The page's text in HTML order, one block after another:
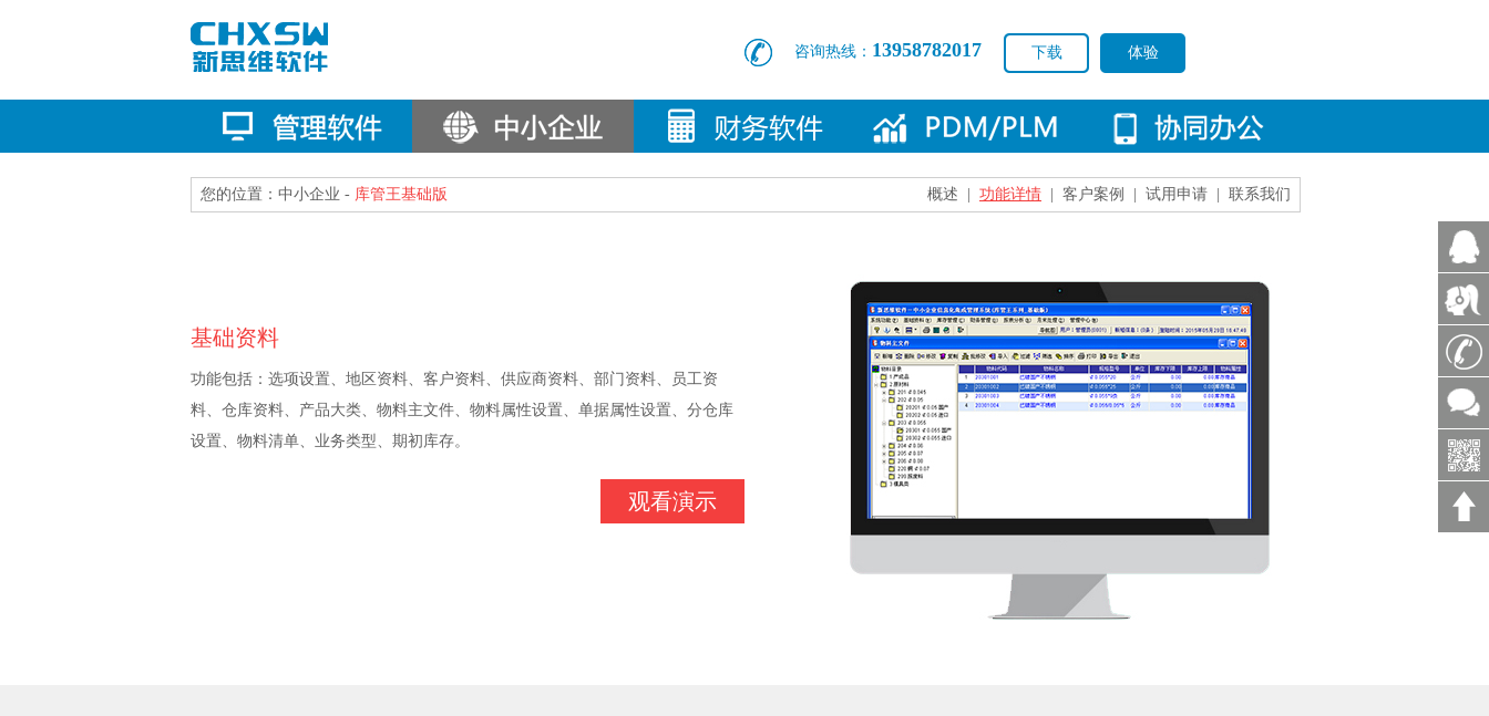
咨询热线： 13958782017 下载 体验
您的位置：中小企业 - 库管王基础版 概述 功能详情 客户案例 试用申请 联系我们
基础资料
功能包括：选项设置、地区资料、客户资料、供应商资料、部门资料、员工资
料、仓库资料、产品大类、物料主文件、物料属性设置、单据属性设置、分仓库
设置、物料清单、业务类型、期初库存。
观看演示